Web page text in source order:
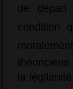
de départ
condition
la légitimité